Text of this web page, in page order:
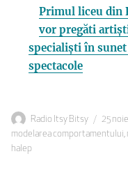
Primul liceu din
vor pregăti
specialiști în
spectacole
Autor
Radio Itsy Bitsy
pe
25
modelarea comportamentului,
halep